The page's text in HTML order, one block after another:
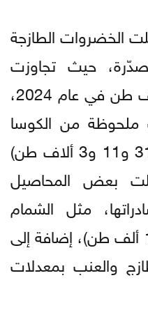
الخضروات الطازجة
حيث تجاوزت
صادرات البندورة 226 ألف طن في عام 2024،
ملحوظة من الكوسا
والخيار والباذنجان بنحو (31 و11 و3 ألاف طن)
بعض المحاصيل
مثل الشمام
والمشمش بنحو (51 و14 ألف طن)، إضافة إلى
والعنب بمعدلات